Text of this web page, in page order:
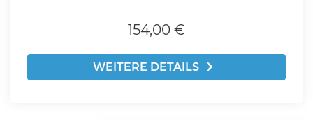
154,00 €
WEITERE DETAILS